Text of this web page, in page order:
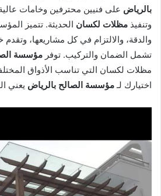
بالرياض على فنيين محترفين وخامات
وتنفيذ مظلات لكسان الحديثة. تتميز
والدقة، والالتزام في كل مشاريعها، وتقدم
تشمل الضمان والتركيب. توفر مؤسسة
مظلات لكسان التي تناسب الأذواق
اختيارك لـ مؤسسة الصالح بالرياض يعني